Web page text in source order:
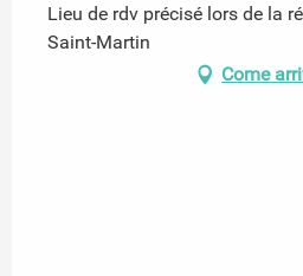
Lieu de rdv précisé lors de la
Saint-Martin
Come